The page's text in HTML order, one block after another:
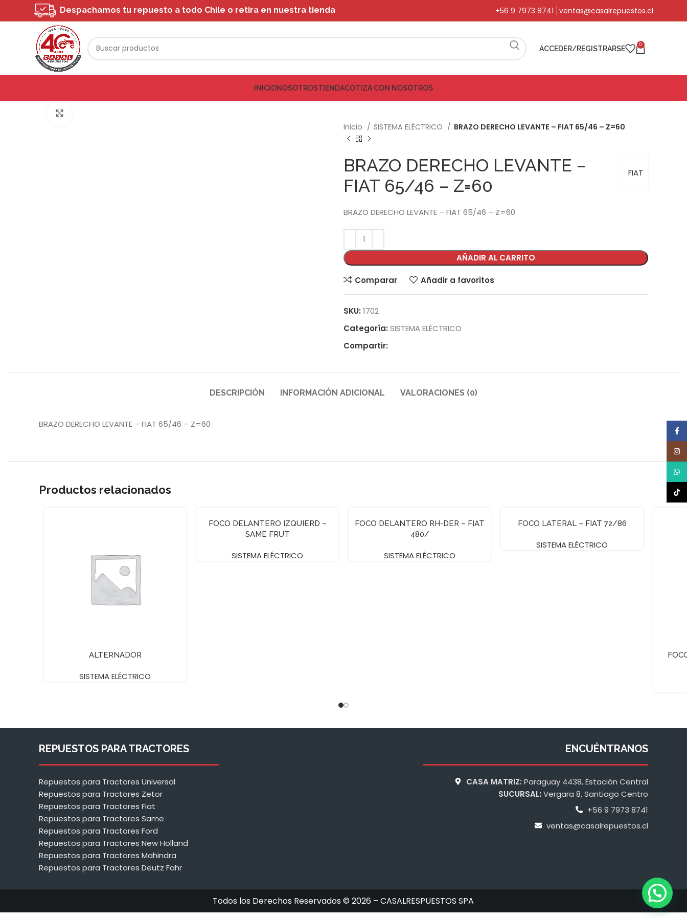
Despachamos tu repuesto a todo Chile o retira en nuestra tienda +56 9 7973 8741 ventas@casalrepuestos.cl
ACCEDER/REGISTRARSE 0
INICIONOSOTROSTIENDACOTIZA CON NOSOTROS
Inicio SISTEMA ELÉCTRICO BRAZO DERECHO LEVANTE – FIAT 65/46 – Z=60
FIAT
BRAZO DERECHO LEVANTE –
FIAT 65/46 – Z=60
BRAZO DERECHO LEVANTE – FIAT 65/46 – Z=60
AÑADIR AL CARRITO
Comparar Añadir a favoritos
SKU: 1702
Categoría: SISTEMA ELÉCTRICO
Compartir:
DESCRIPCIÓN INFORMACIÓN ADICIONAL VALORACIONES (0)
BRAZO DERECHO LEVANTE – FIAT 65/46 – Z=60
Productos relacionados
ALTERNADOR
SISTEMA ELÉCTRICO
FOCO DELANTERO IZQUIERD –
SAME FRUT
SISTEMA ELÉCTRICO
FOCO DELANTERO RH-DER – FIAT
480/
SISTEMA ELÉCTRICO
FOCO LATERAL – FIAT 72/86
SISTEMA ELÉCTRICO
REPUESTOS PARA TRACTORES
Repuestos para Tractores Universal
Repuestos para Tractores Zetor
Repuestos para Tractores Fiat
Repuestos para Tractores Same
Repuestos para Tractores Ford
Repuestos para Tractores New Holland
Repuestos para Tractores Mahindra
Repuestos para Tractores Deutz Fahr
ENCUÉNTRANOS
CASA MATRIZ: Paraguay 4438, Estación Central
SUCURSAL: Vergara 8, Santiago Centro
+56 9 7973 8741
ventas@casalrepuestos.cl
Todos los Derechos Reservados © 2026 – CASALRESPUESTOS SPA